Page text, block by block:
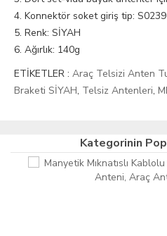
4. Konnektör soket giriş tip: S0239
5. Renk: SİYAH
6. Ağırlık: 140g
ETİKETLER : Araç Telsizi Anten
Braketi SİYAH, Telsiz Antenleri,
Kategorinin
KURUMSAL FATURA HIZLI